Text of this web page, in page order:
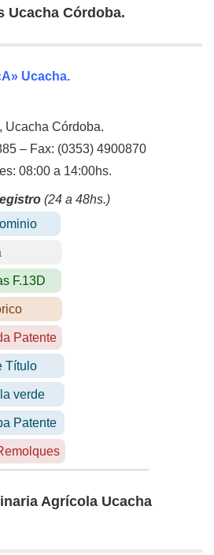
Ucacha Córdoba.
Ucacha.
Ucacha Córdoba.
– Fax: (0353) 4900870
08:00 a 14:00hs.
(24 a 48hs.)
F.13D
Patente
Título
verde
Patente
Agrícola Ucacha